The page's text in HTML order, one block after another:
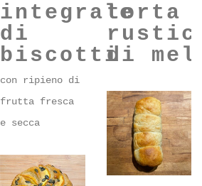
arrotolato
integrale
di
biscotti
con ripieno di
frutta fresca
torta